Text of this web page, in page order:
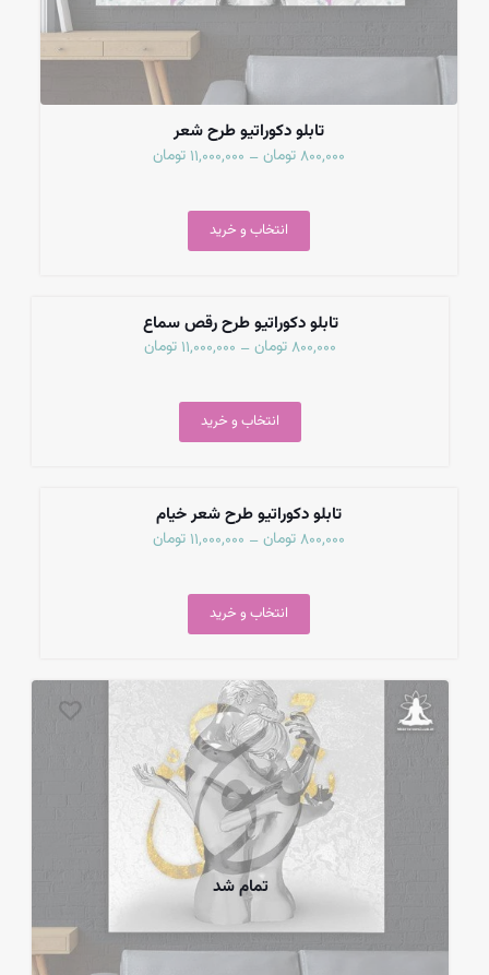
تابلو دکوراتیو طرح شعر
800,000تومان–
11,000,000 تومان
انتخاب و خرید
تابلو دکوراتیو طرح رقص سماع
800,000تومان–
11,000,000 تومان
انتخاب و خرید
تابلو دکوراتیو طرح شعر خیام
800,000تومان–
11,000,000 تومان
انتخاب و خرید
تمام شد